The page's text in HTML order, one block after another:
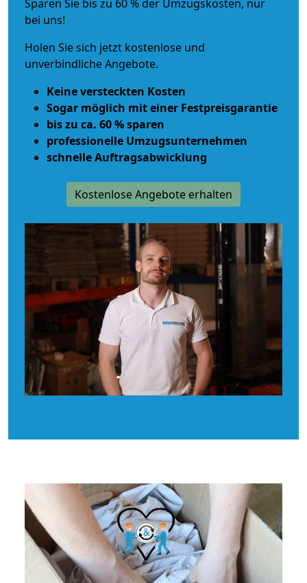
Sparen Sie bis zu 60 % der Umzugskosten, nur
bei uns!
Holen Sie sich jetzt kostenlose und
unverbindliche Angebote.
Keine versteckten Kosten
Sogar möglich mit einer Festpreisgarantie
bis zu ca. 60 % sparen
professionelle Umzugsunternehmen
schnelle Auftragsabwicklung
Kostenlose Angebote erhalten